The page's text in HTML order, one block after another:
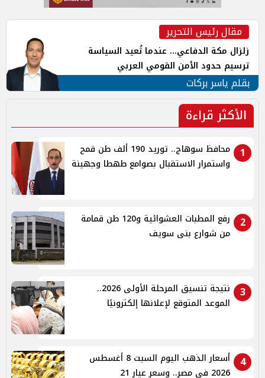
مقال رئيس التحرير
زلزال مكة الدفاعي... عندما تُعيد السياسة
ترسيم حدود الأمن القومي العربي
بقلم ياسر بركات
الأكثر قراءة
1
محافظ سوهاج.. توريد 190 ألف طن قمح
واستمرار الاستقبال بصوامع طهطا وجهينة
2
رفع المطبات العشوائية و120 طن قمامة
من شوارع بنى سويف
3
نتيجة تنسيق المرحلة الأولى 2026..
الموعد المتوقع لإعلانها إلكترونيًا
4
أسعار الذهب اليوم السبت 8 أغسطس
2026 في مصر.. وسعر عيار 21